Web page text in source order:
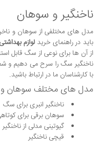
ناخنگیر و سوهان
مدل های مختلفی از سوهان و
باید در راهنمای خریدلوازم
از آن ها برای نوعی از سگ قابل
ناخنگیر سگ را سرح می دهیم و
با کارشناسان ما در ارتباط باشید.
مدل های مختلف سوهان
ناخنگیر انبری برای سگ
سوهان برقی برای
گیوتینی مدلی از ناخنگیر
قیچی ناخنگیر